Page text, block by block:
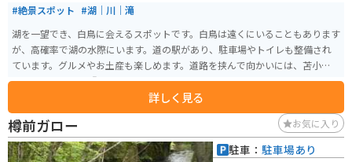
#絶景スポット #湖｜川｜滝
湖を一望でき、白鳥に会えるスポットです。白鳥は遠くにいることもあります
が、高確率で湖の水際にいます。道の駅があり、駐車場やトイレも整備され
ています。グルメやお土産も楽しめます。道路を挟んで向かいには、苫小牧市
ならではのパン屋『三ツ星』もあります。
詳しく見る
樽前ガロー お気に入り
駐車： 駐車場あり